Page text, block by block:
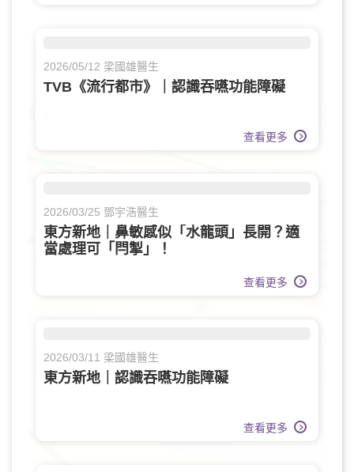
2026/05/12 梁國雄醫生
TVB《流行都市》｜認識吞嚥功能障礙
查看更多
2026/03/25 鄧宇浩醫生
東方新地｜鼻敏感似「水龍頭」長開？適
當處理可「閂掣」！
查看更多
2026/03/11 梁國雄醫生
東方新地｜認識吞嚥功能障礙
查看更多